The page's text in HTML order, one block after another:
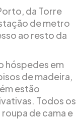
da Torre
de metro
ao resto da
hóspedes em
de madeira,
estão
Todos os
de cama e